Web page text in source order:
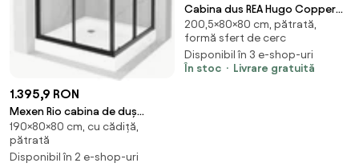
1.395,9 RON
Mexen Rio cabina de duș
pătrată 80 x 80 cm, dungi
negre, neagră + cadă de duș,
albă - 860-080-080-70-20-
190×80×80 cm, cu cădiță,
pătrată
Disponibil în 2 e-shop-uri
Cabina dus REA Hugo Copper
Brush 80x80
200,5×80×80 cm, pătrată,
formă sfert de cerc
Disponibil în 3 e-shop-uri
În stoc
Livrare gratuită